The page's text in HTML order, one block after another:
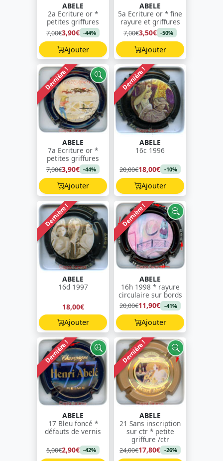
ABELE
2a Ecriture or *
petites griffures
7,00€3,90€ -44%
Ajouter
ABELE
5a Ecriture or * fine
rayure et griffures
7,00€3,50€ -50%
Ajouter
Dernière !
ABELE
7a Ecriture or *
petites griffures
7,00€3,90€ -44%
Ajouter
Dernière !
ABELE
16c 1996
20,00€18,00€ -10%
Ajouter
Dernière !
ABELE
16d 1997
18,00€
Ajouter
Dernière !
ABELE
16h 1998 * rayure
circulaire sur bords
20,00€11,90€ -41%
Ajouter
Dernière !
ABELE
17 Bleu foncé *
défauts de vernis
5,00€2,90€ -42%
Dernière !
ABELE
21 Sans inscription
sur ctr * petite
griffure /ctr
24,00€17,80€ -26%